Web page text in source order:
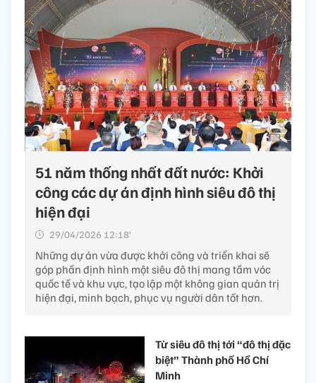
51 năm thống nhất đất nước: Khởi
công các dự án định hình siêu đô thị
hiện đại
29/04/2026 12:18’
Những dự án vừa được khởi công và triển khai sẽ
góp phần định hình một siêu đô thị mang tầm vóc
quốc tế và khu vực, tạo lập một không gian quản trị
hiện đại, minh bạch, phục vụ người dân tốt hơn.
Từ siêu đô thị tới “đô thị đặc
biệt” Thành phố Hồ Chí
Minh